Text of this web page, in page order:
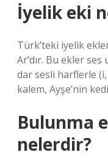
İyelik eki
Türk’teki iyelik
Ar’dır. Bu ekler
dar sesli harflerle
kalem, Ayşe’nin
Bulunma
nelerdir?